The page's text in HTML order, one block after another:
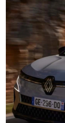
Yenilenen
Bilmesi Ge...
otomobilariza Haz
Elektrikli Renault
performansı ve